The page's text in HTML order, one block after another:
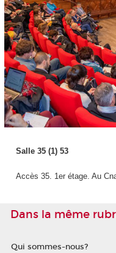
Salle 35 (1) 53
Accès 35. 1er étage. Au
Dans la même
Qui sommes-nous?